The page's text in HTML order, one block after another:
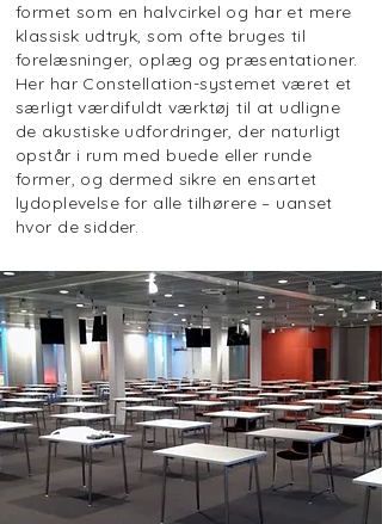
formet som en halvcirkel og har et mere
klassisk udtryk, som ofte bruges til
forelæsninger, oplæg og præsentationer.
Her har Constellation-systemet været et
særligt værdifuldt værktøj til at udligne
de akustiske udfordringer, der naturligt
opstår i rum med buede eller runde
former, og dermed sikre en ensartet
lydoplevelse for alle tilhørere – uanset
hvor de sidder.